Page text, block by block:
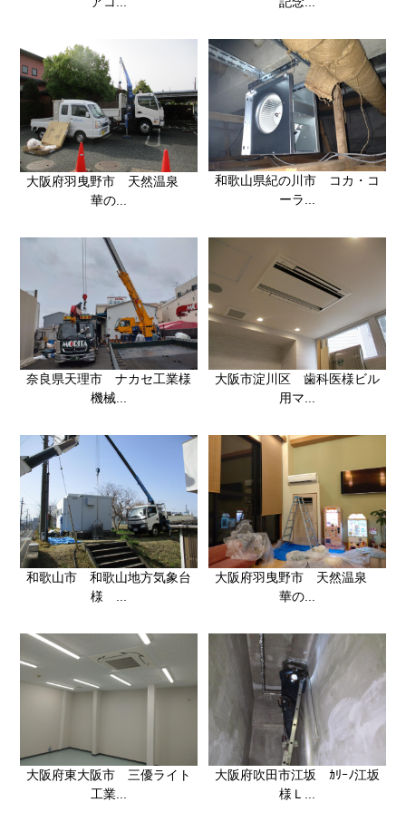
大阪府羽曳野市 天然温泉
華の...
和歌山県紀の川市 コカ・コ
ーラ...
奈良県天理市 ナカセ工業様
機械...
大阪市淀川区 歯科医様ビル
用マ...
和歌山市 和歌山地方気象台
様 ...
大阪府羽曳野市 天然温泉
華の...
大阪府東大阪市 三優ライト
工業...
大阪府吹田市江坂 ｶﾘｰﾉ江坂
様Ｌ...